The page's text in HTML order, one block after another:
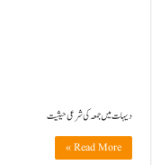
دیہات میں جمعہ کی شرعی حیثیت
Read More »